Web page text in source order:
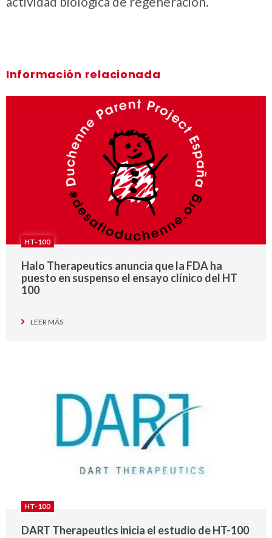
Información relacionada
HT-100
Halo Therapeutics anuncia que la FDA ha
puesto en suspenso el ensayo clínico del HT
100
LEER MÁS
HT-100
DART Therapeutics inicia el estudio de HT-100